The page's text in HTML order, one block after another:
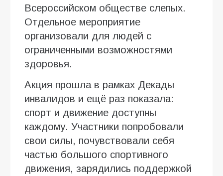
Всероссийском обществе слепых.
Отдельное мероприятие
организовали для людей с
ограниченными возможностями
здоровья.
Акция прошла в рамках Декады
инвалидов и ещё раз показала:
спорт и движение доступны
каждому. Участники попробовали
свои силы, почувствовали себя
частью большого спортивного
движения, зарядились поддержкой